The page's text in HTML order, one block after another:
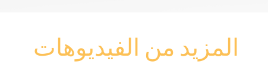
المزيد من الفيديوهات